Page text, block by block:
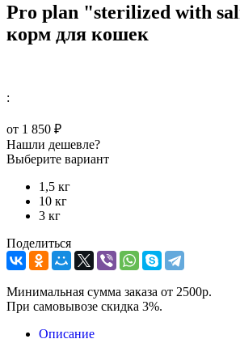
Pro plan "sterilized with
корм для кошек
:
от 1 850 ₽
Нашли дешевле?
Выберите вариант
1,5 кг
10 кг
3 кг
Поделиться
Минимальная сумма заказа от 2500р.
При самовывозе скидка 3%.
Описание